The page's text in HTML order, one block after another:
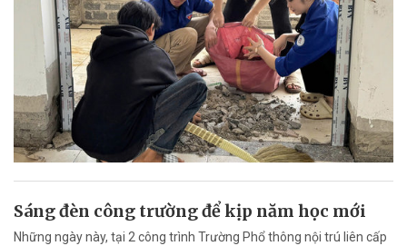
Sáng đèn công trường để kịp năm học mới
Những ngày này, tại 2 công trình Trường Phổ thông nội trú liên cấp